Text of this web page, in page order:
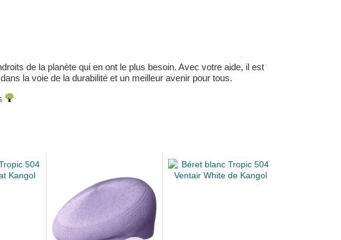
de la planète qui en ont le plus besoin. Avec votre aide, il est
la voie de la durabilité et un meilleur avenir pour tous.